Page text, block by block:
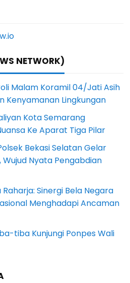
NETWORK)
Malam Koramil 04/Jati Asih
Kenyamanan Lingkungan
Kota Semarang
Ke Aparat Tiga Pilar
Bekasi Selatan Gelar
Wujud Nyata Pengabdian
Raharja: Sinergi Bela Negara
Menghadapi Ancaman
tiba Kunjungi Ponpes Wali